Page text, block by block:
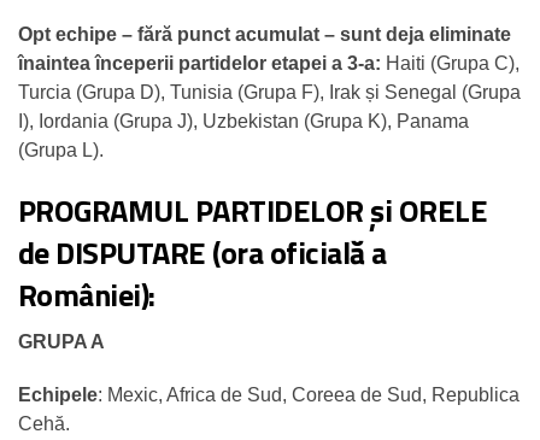
Opt echipe – fără punct acumulat – sunt deja eliminate
înaintea începerii partidelor etapei a 3-a: Haiti (Grupa C),
Turcia (Grupa D), Tunisia (Grupa F), Irak și Senegal (Grupa
I), Iordania (Grupa J), Uzbekistan (Grupa K), Panama
(Grupa L).
PROGRAMUL PARTIDELOR și ORELE
de DISPUTARE (ora oficială a
României):
GRUPA A
Echipele: Mexic, Africa de Sud, Coreea de Sud, Republica
Cehă.